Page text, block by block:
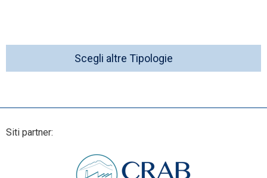
Scegli altre Tipologie
Siti partner: